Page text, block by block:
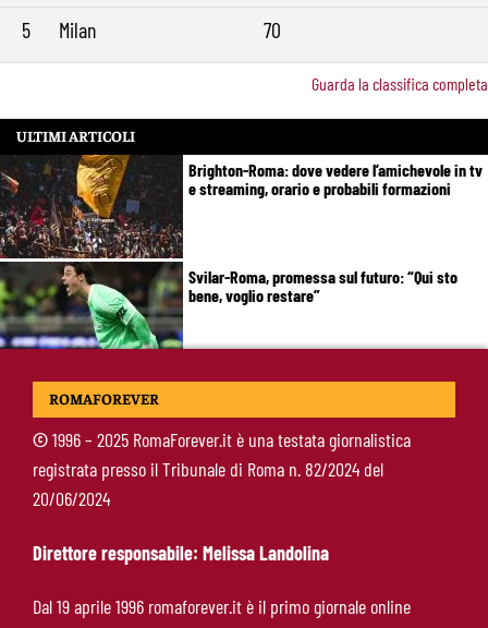
5
Milan 70
Guarda la classifica completa
ULTIMI ARTICOLI
Brighton-Roma: dove vedere l’amichevole in tv
e streaming, orario e probabili formazioni
Svilar-Roma, promessa sul futuro: “Qui sto
bene, voglio restare”
Castro-Roma, messaggio Scudetto: “Non sono
Manfrè-Roma, nuova era nel vivaio: raccoglie
l’eredità di Bruno Conti
ROMAFOREVER
©1996 – 2025 RomaForever.it è una testata giornalistica
registrata presso il Tribunale di Roma n. 82/2024 del
20/06/2024
Direttore responsabile: Melissa Landolina
Dal 19 aprile 1996 romaforever.it è il primo giornale online